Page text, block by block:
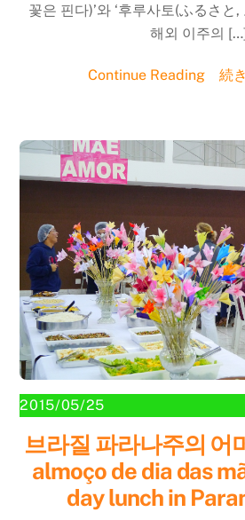
꽃은 핀다)’와 ‘후루사토(ふるさと,
해외 이주의
Continue Reading 続
2015/05/25
브라질 파라나주의 어
almoço de dia das
day lunch in